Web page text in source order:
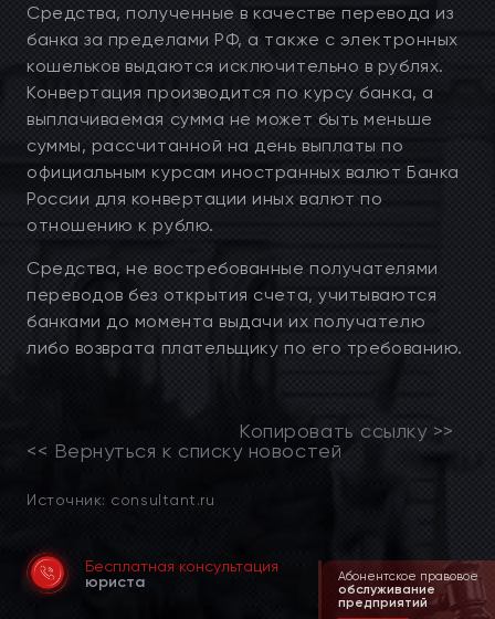
Средства, полученные в качестве перевода из
банка за пределами РФ, а также с электронных
кошельков выдаются исключительно в рублях.
Конвертация производится по курсу банка, а
выплачиваемая сумма не может быть меньше
суммы, рассчитанной на день выплаты по
официальным курсам иностранных валют Банка
России для конвертации иных валют по
отношению к рублю.
Средства, не востребованные получателями
переводов без открытия счета, учитываются
банками до момента выдачи их получателю
либо возврата плательщику по его требованию.
Копировать ссылку >>
<< Вернуться к списку новостей
Источник: consultant.ru
Бесплатная консультация
юриста Ведение дел Абонентское правовое
обслуживание
предприятий